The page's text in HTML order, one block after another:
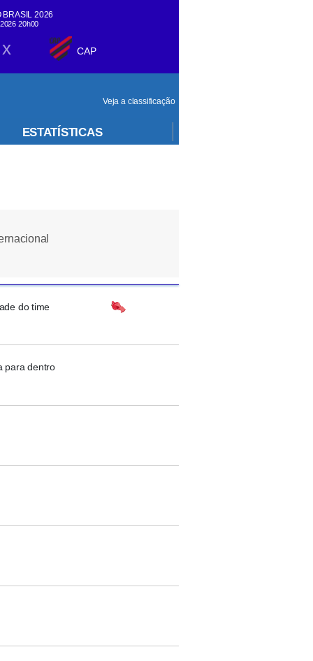
BRASIL 2026
20h00
x CAP
Veja a classificação
ESTATÍSTICAS
do time
para dentro